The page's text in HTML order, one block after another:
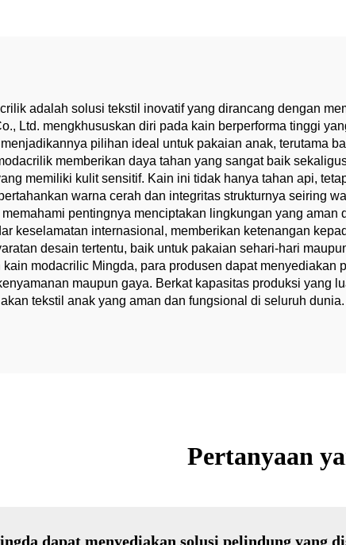
adalah solusi tekstil inovatif yang dirancang dengan
Ltd. mengkhususkan diri pada kain berperforma tinggi
pilihan ideal untuk pakaian anak, terutama
memberikan daya tahan yang sangat baik
memiliki kulit sensitif. Kain ini tidak hanya tahan api,
warna cerah dan integritas strukturnya seiring
pentingnya menciptakan lingkungan yang
keselamatan internasional, memberikan ketenangan
desain tertentu, baik untuk pakaian sehari-hari
kain modacrilic Mingda, para produsen dapat
maupun gaya. Berkat kapasitas produksi yang
tekstil anak yang aman dan fungsional di seluruh dunia.
Pertanyaan
dapat menyediakan solusi pelindung yang